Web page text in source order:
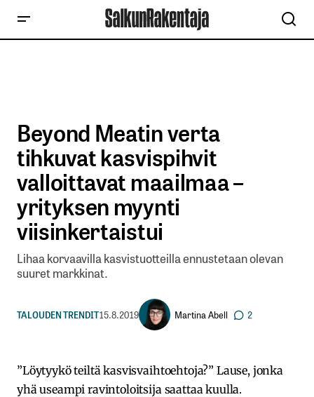
Beyond Meatin verta
tihkuvat kasvispihvit
valloittavat maailmaa –
yrityksen myynti
viisinkertaistui
Lihaa korvaavilla kasvistuotteilla ennustetaan olevan
suuret markkinat.
TALOUDEN TRENDIT15.8.2019 Martina Abell 2
”Löytyykö teiltä kasvisvaihtoehtoja?” Lause, jonka
yhä useampi ravintoloitsija saattaa kuulla.